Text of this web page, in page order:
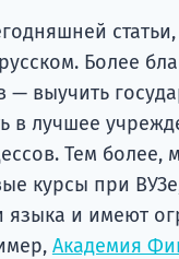
Более
— выучить
в лучшее
Тем более,
курсы при
языка и имеют
Академия